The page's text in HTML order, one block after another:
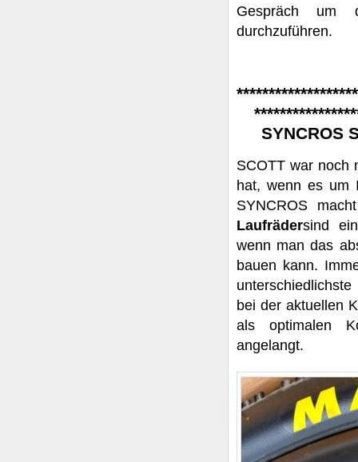
Gespräch um
durchzuführen.
SYNCROS
SCOTT war noch
hat, wenn es um
SYNCROS
Laufrädersind
wenn man das
bauen kann.
bei der aktuellen
als optimalen
angelangt.